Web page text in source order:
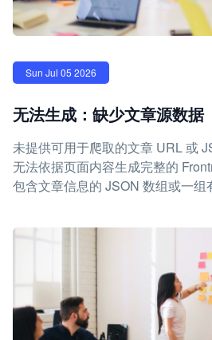
Sun Jul 05 2026
无法生成：缺少文章源数据
未提供可用于爬取的文章 URL 或
无法依据页面内容生成完整的
包含文章信息的 JSON 数组或一组